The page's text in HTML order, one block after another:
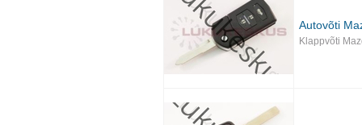
Autovõti
Klappvõti